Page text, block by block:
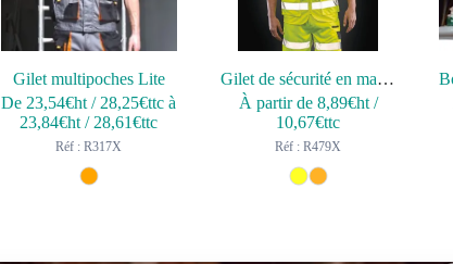
Gilet multipoches Lite
De 23,54€ht / 28,25€ttc à
23,84€ht / 28,61€ttc
Réf : R317X
Gilet de sécurité en maille
À partir de 8,89€ht/
10,67€ttc
Réf : R479X